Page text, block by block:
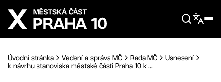
Přejít na hlavní obsah
Úvodní stránka Vedení a správa MČ Rada MČ
Usnesení
k návrhu stanoviska městské části Praha 10 k ...